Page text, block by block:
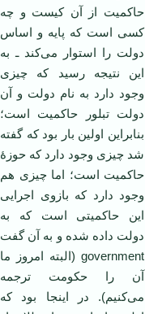
حاکمیت از آن کیست و چه
کسی است که پایه و اساس
دولت را استوار می‌کند ـ به
این نتیجه رسید که چیزی
وجود دارد به نام دولت و آن
دولت تبلور حاکمیت است؛
بنابراین اولین بار بود که گفته
شد چیزی وجود دارد که حوزۀ
حاکمیت است؛ اما چیزی هم
وجود دارد که بازوی اجرایی
این حاکمیتی است که به
دولت داده شده و به آن گفت
government (البته امروز ما
آن را حکومت ترجمه
می‌کنیم). در اینجا بود که